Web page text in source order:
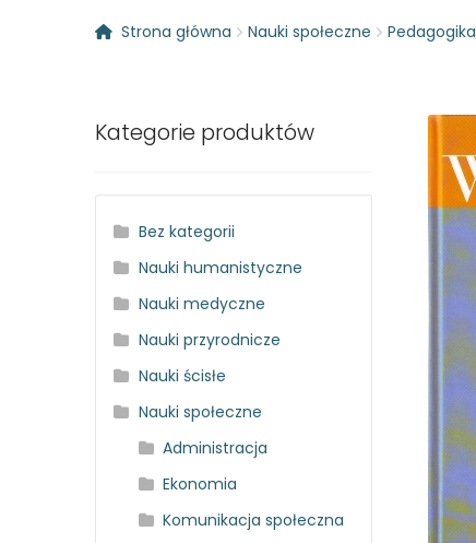
Strona główna Nauki społeczne Pedagogika
Kategorie produktów
Bez kategorii
Nauki humanistyczne
Nauki medyczne
Nauki przyrodnicze
Nauki ścisłe
Nauki społeczne
Administracja
Ekonomia
Komunikacja społeczna